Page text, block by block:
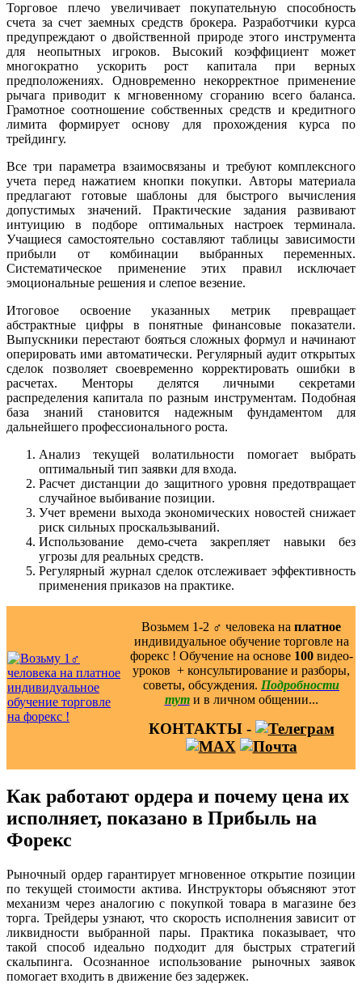
Торговое плечо увеличивает покупательную способность
счета за счет заемных средств брокера. Разработчики курса
предупреждают о двойственной природе этого инструмента
для неопытных игроков. Высокий коэффициент может
многократно ускорить рост капитала при верных
предположениях. Одновременно некорректное применение
рычага приводит к мгновенному сгоранию всего баланса.
Грамотное соотношение собственных средств и кредитного
лимита формирует основу для прохождения курса по
трейдингу.
Все три параметра взаимосвязаны и требуют комплексного
учета перед нажатием кнопки покупки. Авторы материала
предлагают готовые шаблоны для быстрого вычисления
допустимых значений. Практические задания развивают
интуицию в подборе оптимальных настроек терминала.
Учащиеся самостоятельно составляют таблицы зависимости
прибыли от комбинации выбранных переменных.
Систематическое применение этих правил исключает
эмоциональные решения и слепое везение.
Итоговое освоение указанных метрик превращает
абстрактные цифры в понятные финансовые показатели.
Выпускники перестают бояться сложных формул и начинают
оперировать ими автоматически. Регулярный аудит открытых
сделок позволяет своевременно корректировать ошибки в
расчетах. Менторы делятся личными секретами
распределения капитала по разным инструментам. Подобная
база знаний становится надежным фундаментом для
дальнейшего профессионального роста.
Анализ текущей волатильности помогает выбрать
оптимальный тип заявки для входа.
Расчет дистанции до защитного уровня предотвращает
случайное выбивание позиции.
Учет времени выхода экономических новостей снижает
риск сильных проскальзываний.
Использование демо-счета закрепляет навыки без
угрозы для реальных средств.
Регулярный журнал сделок отслеживает эффективность
применения приказов на практике.
Возьмем 1-2 ‍♂️ человека на платное
индивидуальное обучение торговле на
форекс ! Обучение на основе 100видео-
уроков ️ + консультирование и разборы,
советы, обсуждения. Подробности
тут и в личном общении...
КОНТАКТЫ -
Как работают ордера и почему цена их
исполняет, показано в Прибыль на
Форекс
Рыночный ордер гарантирует мгновенное открытие позиции
по текущей стоимости актива. Инструкторы объясняют этот
механизм через аналогию с покупкой товара в магазине без
торга. Трейдеры узнают, что скорость исполнения зависит от
ликвидности выбранной пары. Практика показывает, что
такой способ идеально подходит для быстрых стратегий
скальпинга. Осознанное использование рыночных заявок
помогает входить в движение без задержек.